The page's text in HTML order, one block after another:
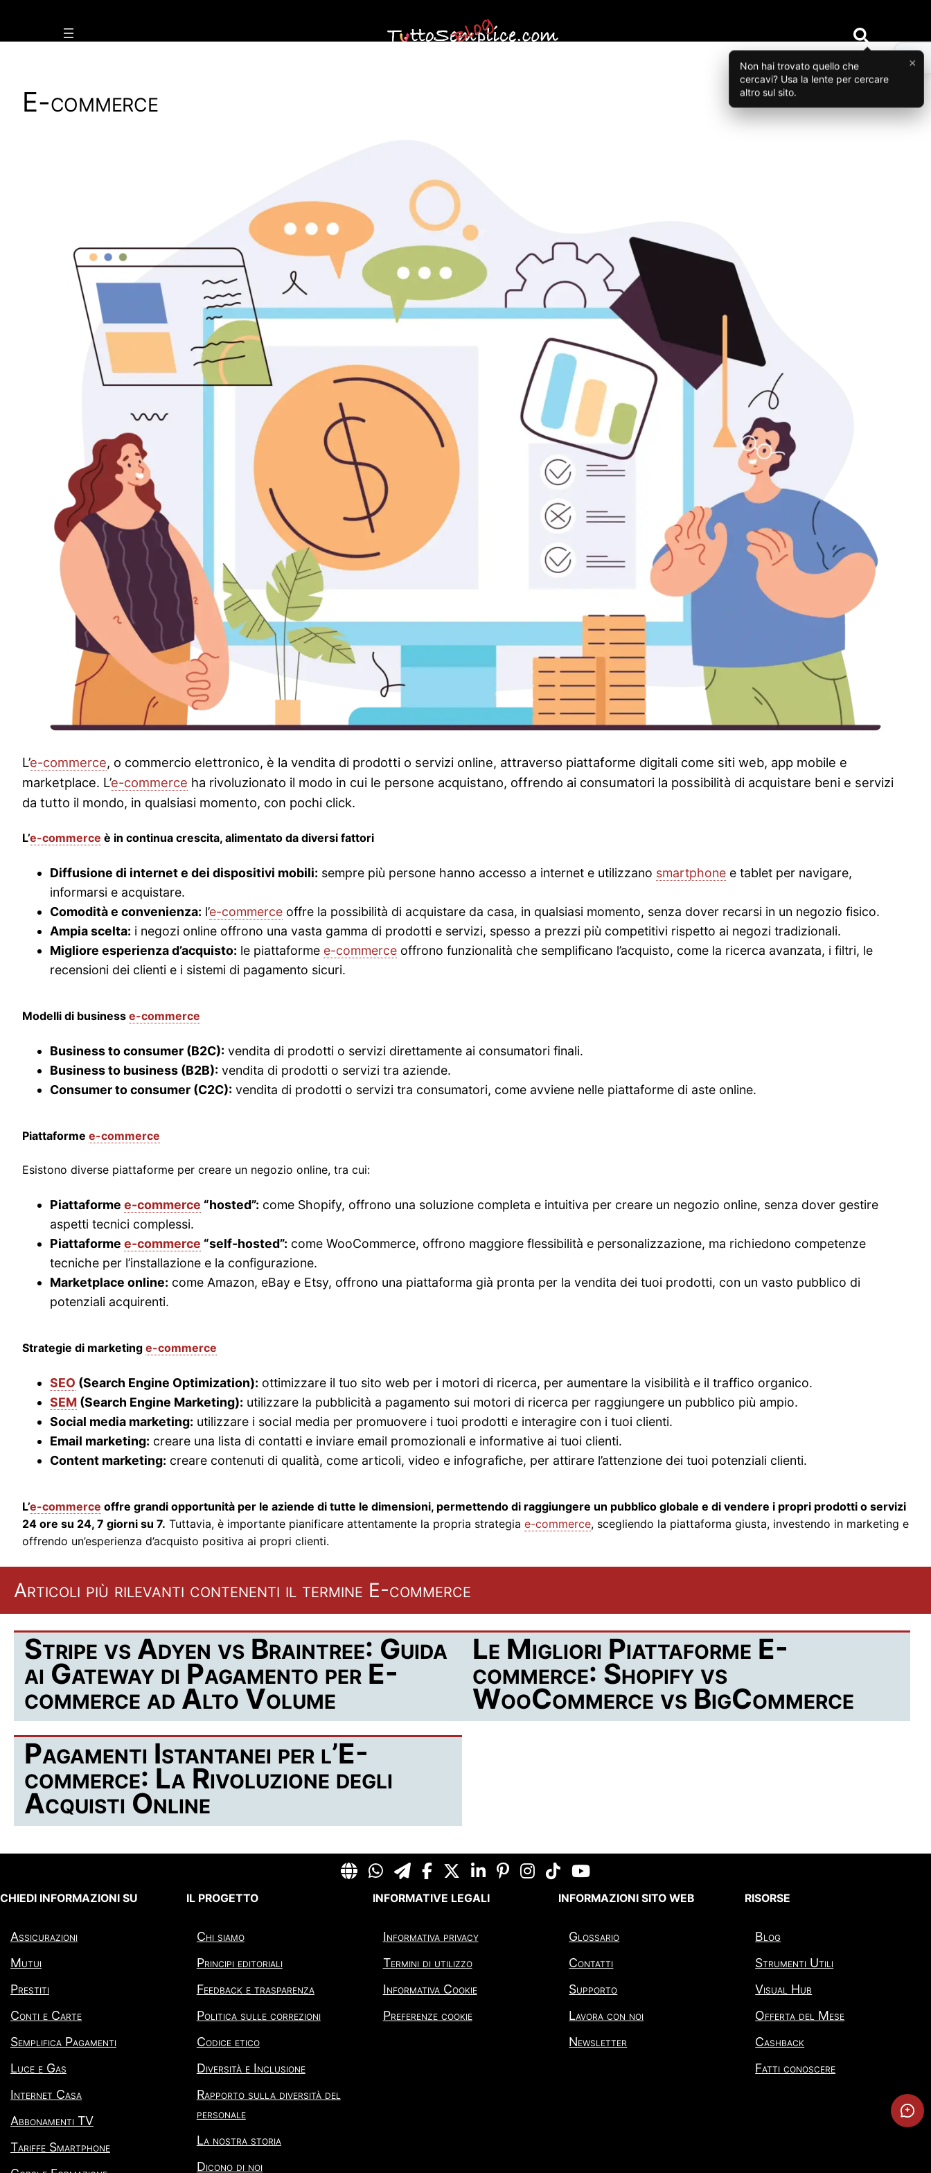
E-commerce
L’e-commerce, o commercio elettronico, è la vendita di prodotti o servizi online, attraverso piattaforme digitali come siti web, app mobile e
marketplace. L’e-commerce ha rivoluzionato il modo in cui le persone acquistano, offrendo ai consumatori la possibilità di acquistare beni e servizi
da tutto il mondo, in qualsiasi momento, con pochi click.
L’e-commerce è in continua crescita, alimentato da diversi fattori
Diffusione di internet e dei dispositivi mobili: sempre più persone hanno accesso a internet e utilizzano smartphone e tablet per navigare,
informarsi e acquistare.
Comodità e convenienza: l’e-commerce offre la possibilità di acquistare da casa, in qualsiasi momento, senza dover recarsi in un negozio fisico.
Ampia scelta: i negozi online offrono una vasta gamma di prodotti e servizi, spesso a prezzi più competitivi rispetto ai negozi tradizionali.
Migliore esperienza d’acquisto: le piattaforme e-commerce offrono funzionalità che semplificano l’acquisto, come la ricerca avanzata, i filtri, le
recensioni dei clienti e i sistemi di pagamento sicuri.
Modelli di business e-commerce
Business to consumer (B2C): vendita di prodotti o servizi direttamente ai consumatori finali.
Business to business (B2B): vendita di prodotti o servizi tra aziende.
Consumer to consumer (C2C): vendita di prodotti o servizi tra consumatori, come avviene nelle piattaforme di aste online.
Piattaforme e-commerce
Esistono diverse piattaforme per creare un negozio online, tra cui:
Piattaforme e-commerce “hosted”: come Shopify, offrono una soluzione completa e intuitiva per creare un negozio online, senza dover gestire
aspetti tecnici complessi.
Piattaforme e-commerce “self-hosted”: come WooCommerce, offrono maggiore flessibilità e personalizzazione, ma richiedono competenze
tecniche per l’installazione e la configurazione.
Marketplace online: come Amazon, eBay e Etsy, offrono una piattaforma già pronta per la vendita dei tuoi prodotti, con un vasto pubblico di
potenziali acquirenti.
Strategie di marketing e-commerce
SEO (Search Engine Optimization): ottimizzare il tuo sito web per i motori di ricerca, per aumentare la visibilità e il traffico organico.
SEM (Search Engine Marketing): utilizzare la pubblicità a pagamento sui motori di ricerca per raggiungere un pubblico più ampio.
Social media marketing: utilizzare i social media per promuovere i tuoi prodotti e interagire con i tuoi clienti.
Email marketing: creare una lista di contatti e inviare email promozionali e informative ai tuoi clienti.
Content marketing: creare contenuti di qualità, come articoli, video e infografiche, per attirare l’attenzione dei tuoi potenziali clienti.
L’e-commerce offre grandi opportunità per le aziende di tutte le dimensioni, permettendo di raggiungere un pubblico globale e di vendere i propri prodotti o servizi
24 ore su 24, 7 giorni su 7. Tuttavia, è importante pianificare attentamente la propria strategia e-commerce, scegliendo la piattaforma giusta, investendo in marketing e
offrendo un’esperienza d’acquisto positiva ai propri clienti.
Articoli più rilevanti contenenti il termine E-commerce
Stripe vs Adyen vs Braintree: Guida
ai Gateway di Pagamento per E-
commerce ad Alto Volume
Le Migliori Piattaforme E-
commerce: Shopify vs
WooCommerce vs BigCommerce
Pagamenti Istantanei per l’E-
commerce: La Rivoluzione degli
Acquisti Online
CHIEDI INFORMAZIONI SU
Assicurazioni
Mutui
Prestiti
Conti e Carte
Semplifica Pagamenti
Luce e Gas
Internet Casa
Abbonamenti TV
Tariffe Smartphone
IL PROGETTO
Chi siamo
Principi editoriali
Feedback e trasparenza
Politica sulle correzioni
Codice etico
Diversità e Inclusione
Rapporto sulla diversità del
personale
La nostra storia
Dicono di noi
INFORMATIVE LEGALI
Informativa privacy
Termini di utilizzo
Informativa Cookie
Preferenze cookie
INFORMAZIONI SITO WEB
Glossario
Contatti
Supporto
Lavora con noi
Newsletter
RISORSE
Blog
Strumenti Utili
Visual Hub
Offerta del Mese
Cashback
Fatti conoscere
Non hai trovato quello che
cercavi? Usa la lente per cercare
altro sul sito.
×